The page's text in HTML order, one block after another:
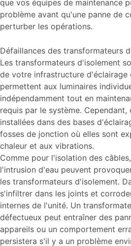
que vos équipes de maintenance
problème avant qu'une panne de
perturber les opérations.
Défaillances des transformateurs
Les transformateurs d'isolement
de votre infrastructure d'éclairage
permettent aux luminaires
indépendamment tout en
requis par le système.
installées dans des bases
fosses de jonction où elles sont
chaleur et aux vibrations.
Comme pour l'isolation des
l'intrusion d'eau peuvent
les transformateurs d'isolement.
s'infiltrer dans les joints et
internes de l'unité. Un
défectueux peut entraîner des
appareils ou un comportement
persistera s'il y a un problème